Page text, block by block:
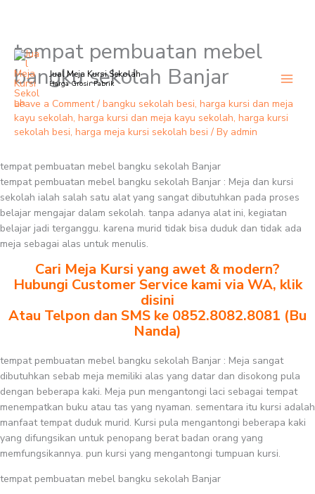
Skip
content
Jual Meja Kursi Sekolah
Harga Grosir Pabrik
tempat pembuatan mebel
bangku sekolah Banjar
Leave a Comment / bangku sekolah besi, harga kursi dan meja
kayu sekolah, harga kursi dan meja kayu sekolah, harga kursi
sekolah besi, harga meja kursi sekolah besi / By admin
tempat pembuatan mebel bangku sekolah Banjar
tempat pembuatan mebel bangku sekolah Banjar : Meja dan kursi
sekolah ialah salah satu alat yang sangat dibutuhkan pada proses
belajar mengajar dalam sekolah. tanpa adanya alat ini, kegiatan
belajar jadi terganggu. karena murid tidak bisa duduk dan tidak ada
meja sebagai alas untuk menulis.
Cari Meja Kursi yang awet & modern?
Hubungi Customer Service kami via WA, klik
disini
Atau Telpon dan SMS ke 0852.8082.8081 (Bu
Nanda)
tempat pembuatan mebel bangku sekolah Banjar : Meja sangat
dibutuhkan sebab meja memiliki alas yang datar dan disokong pula
dengan beberapa kaki. Meja pun mengantongi laci sebagai tempat
menempatkan buku atau tas yang nyaman. sementara itu kursi adalah
manfaat tempat duduk murid. Kursi pula mengantongi beberapa kaki
yang difungsikan untuk penopang berat badan orang yang
memfungsikannya. pun kursi yang mengantongi tumpuan kursi.
tempat pembuatan mebel bangku sekolah Banjar